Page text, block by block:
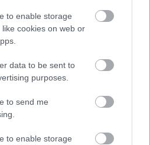
to enable storage
cookies on web or
data to be sent to
purposes.
to send me
to enable storage
annyira nem vagyok hardcore
miközben az ezüstnél sem
meglepően szegényes.
még lehet rajta
fog is - valószínűleg egy
a srácok.